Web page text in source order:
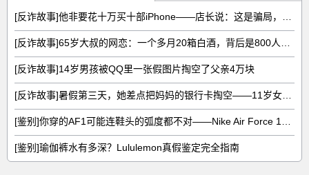
[反诈故事]14岁男孩被QQ里一张假图片掏空了父亲4万块
[鉴别]瑜伽裤水有多深？Lululemon真假鉴定完全指南